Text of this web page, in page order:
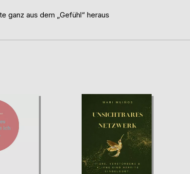
ganz aus dem „Gefühl“ heraus